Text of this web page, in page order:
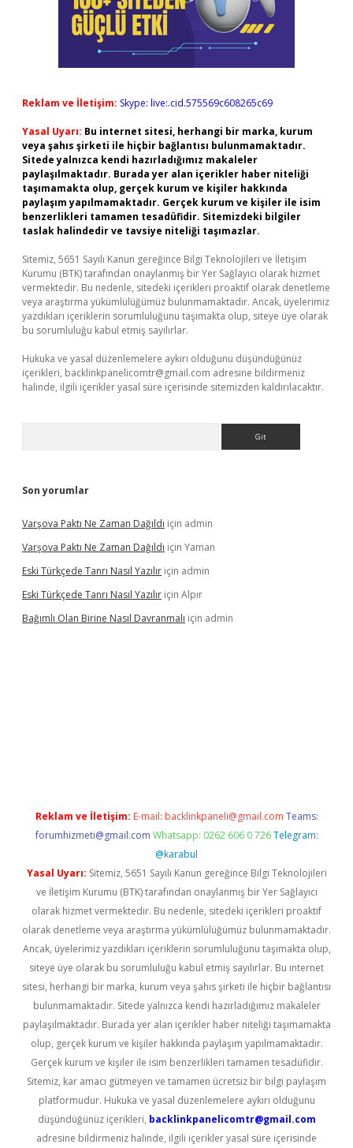
Reklam ve İletişim: Skype: live:.cid.575569c608265c69
Yasal Uyarı: Bu internet sitesi, herhangi bir marka, kurum
veya şahıs şirketi ile hiçbir bağlantısı bulunmamaktadır.
Sitede yalnızca kendi hazırladığımız makaleler
paylaşılmaktadır. Burada yer alan içerikler haber niteliği
taşımamakta olup, gerçek kurum ve kişiler hakkında
paylaşım yapılmamaktadır. Gerçek kurum ve kişiler ile isim
benzerlikleri tamamen tesadüfidir. Sitemizdeki bilgiler
taslak halindedir ve tavsiye niteliği taşımazlar.
Sitemiz, 5651 Sayılı Kanun gereğince Bilgi Teknolojileri ve İletişim
Kurumu (BTK) tarafından onaylanmış bir Yer Sağlayıcı olarak hizmet
vermektedir. Bu nedenle, sitedeki içerikleri proaktif olarak denetleme
veya araştırma yükümlülüğümüz bulunmamaktadır. Ancak, üyelerimiz
yazdıkları içeriklerin sorumluluğunu taşımakta olup, siteye üye olarak
bu sorumluluğu kabul etmiş sayılırlar.
Hukuka ve yasal düzenlemelere aykırı olduğunu düşündüğünüz
içerikleri, backlinkpanelicomtr@gmail.com adresine bildirmeniz
halinde, ilgili içerikler yasal süre içerisinde sitemizden kaldırılacaktır.
Son yorumlar
Varşova Paktı Ne Zaman Dağıldı için admin
Varşova Paktı Ne Zaman Dağıldı için Yaman
Eski Türkçede Tanrı Nasıl Yazılır için admin
Eski Türkçede Tanrı Nasıl Yazılır için Alpır
Bağımlı Olan Birine Nasıl Davranmalı için admin
Reklam ve İletişim: E-mail: backlinkpaneli@gmail.com Teams:
forumhizmeti@gmail.com Whatsapp: 0262 606 0 726 Telegram:
@karabul
Yasal Uyarı: Sitemiz, 5651 Sayılı Kanun gereğince Bilgi Teknolojileri
ve İletişim Kurumu (BTK) tarafından onaylanmış bir Yer Sağlayıcı
olarak hizmet vermektedir. Bu nedenle, sitedeki içerikleri proaktif
olarak denetleme veya araştırma yükümlülüğümüz bulunmamaktadır.
Ancak, üyelerimiz yazdıkları içeriklerin sorumluluğunu taşımakta olup,
siteye üye olarak bu sorumluluğu kabul etmiş sayılırlar. Bu internet
sitesi, herhangi bir marka, kurum veya şahıs şirketi ile hiçbir bağlantısı
bulunmamaktadır. Sitede yalnızca kendi hazırladığımız makaleler
paylaşılmaktadır. Burada yer alan içerikler haber niteliği taşımamakta
olup, gerçek kurum ve kişiler hakkında paylaşım yapılmamaktadır.
Gerçek kurum ve kişiler ile isim benzerlikleri tamamen tesadüfidir.
Sitemiz, kar amacı gütmeyen ve tamamen ücretsiz bir bilgi paylaşım
platformudur. Hukuka ve yasal düzenlemelere aykırı olduğunu
düşündüğünüz içerikleri, backlinkpanelicomtr@gmail.com
adresine bildirmeniz halinde, ilgili içerikler yasal süre içerisinde